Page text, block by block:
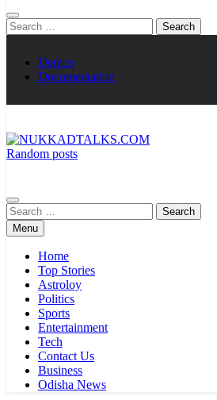
Search
for:
Demos
Documentation
Random posts
Search
for:Menu
Home
Top Stories
Astroloy
Politics
Sports
Entertainment
Tech
Contact Us
Business
Odisha News